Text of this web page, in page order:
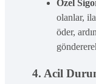
Özel
olanlar,
öder,
4. Acil